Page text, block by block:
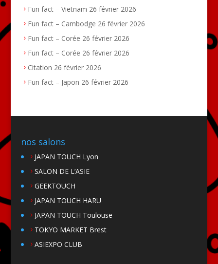
Fun fact – Vietnam 26 février 2026
Fun fact – Cambodge 26 février 2026
Fun fact – Corée 26 février 2026
Fun fact – Corée 26 février 2026
Citation 26 février 2026
Fun fact – Japon 26 février 2026
nos salons
JAPAN TOUCH Lyon
SALON DE L’ASIE
GEEKTOUCH
JAPAN TOUCH HARU
JAPAN TOUCH Toulouse
TOKYO MARKET Brest
ASIEXPO CLUB